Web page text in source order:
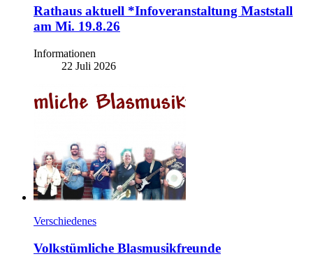
Rathaus aktuell *Infoveranstaltung Maststall
am Mi. 19.8.26
Informationen
22 Juli 2026
Verschiedenes
Volkstümliche Blasmusikfreunde